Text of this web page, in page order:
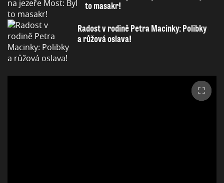
to masakr!
Radost v rodině Petra Macinky: Polibky
a růžová oslava!